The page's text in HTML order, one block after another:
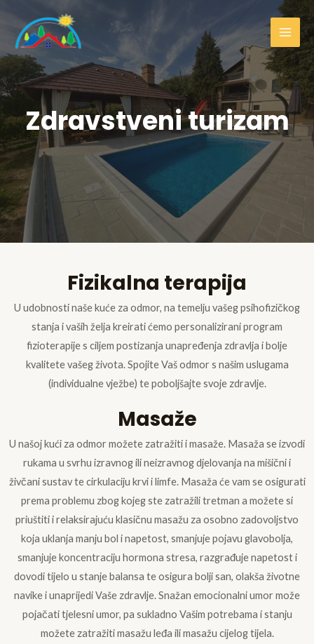
Zdravstveni turizam
Fizikalna terapija
U udobnosti naše kuće za odmor, na temelju vašeg psihofizičkog
stanja i vaših želja kreirati ćemo personalizirani program
fizioterapije s ciljem postizanja unapređenja zdravlja i bolje
kvalitete vašeg života. Spojite Vaš odmor s našim uslugama
(individualne vježbe) te poboljšajte svoje zdravlje.
Masaže
U našoj kući za odmor možete zatražiti i masaže. Masaža se izvodi
rukama u svrhu izravnog ili neizravnog djelovanja na mišični i
živčani sustav te cirkulaciju krvi i limfe. Masaža će vam se osigurati
prema problemu zbog kojeg ste zatražili tretman a možete si
priuštiti i relaksirajuću klasičnu masažu za osobno zadovoljstvo
koja uklanja manju bol i napetost, smanjuje pojavu glavobolja,
smanjuje koncentraciju hormona stresa, razgrađuje napetost i
dovodi tijelo u stanje balansa te osigura bolji san, olakša životne
navike i unaprijedi Vaše zdravlje. Snažan emocionalni umor može
pojačati tjelesni umor, pa sukladno Vašim potrebama i stanju
možete zatražiti masažu leđa ili masažu cijelog tijela. ​